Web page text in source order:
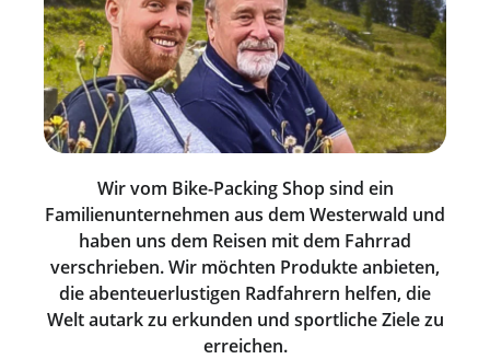
Wir vom Bike-Packing Shop sind ein
Familienunternehmen aus dem Westerwald und
haben uns dem Reisen mit dem Fahrrad
verschrieben. Wir möchten Produkte anbieten,
die abenteuerlustigen Radfahrern helfen, die
Welt autark zu erkunden und sportliche Ziele zu
erreichen.